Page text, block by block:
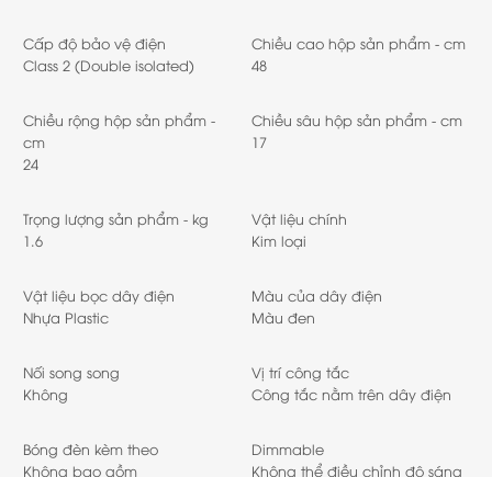
Cấp độ bảo vệ điện
Class 2 (Double isolated)
Chiều cao hộp sản phẩm - cm
48
Chiều rộng hộp sản phẩm -
cm
24
Chiều sâu hộp sản phẩm - cm
17
Trọng lượng sản phẩm - kg
1.6
Vật liệu chính
Kim loại
Vật liệu bọc dây điện
Nhựa Plastic
Màu của dây điện
Màu đen
Nối song song
Không
Vị trí công tắc
Công tắc nằm trên dây điện
Bóng đèn kèm theo
Không bao gồm
Dimmable
Không thể điều chỉnh độ sáng